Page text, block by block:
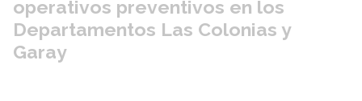
operativos preventivos en los
Departamentos Las Colonias y
Garay